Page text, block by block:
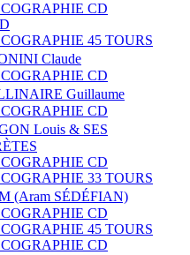
CD
45 TOURS
Claude
CD
Guillaume
CD
Louis & SES
CD
33 TOURS
(Aram SÉDÉFIAN)
CD
45 TOURS
CD